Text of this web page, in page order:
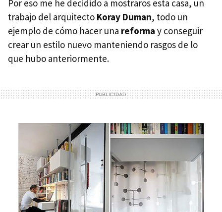
Por eso me he decidido a mostraros esta casa, un
trabajo del arquitecto Koray Duman, todo un
ejemplo de cómo hacer una reforma y conseguir
crear un estilo nuevo manteniendo rasgos de lo
que hubo anteriormente.